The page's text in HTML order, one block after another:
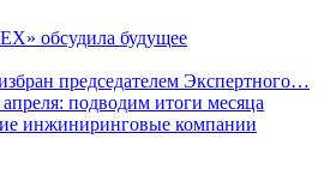
обсудила будущее
председателем Экспертного…
подводим итоги месяца
инжиниринговые компании